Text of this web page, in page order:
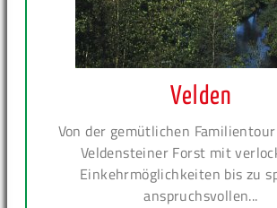
Velden
Von der gemütlichen
Veldensteiner Forst mit
Einkehrmöglichkeiten bis zu
anspruchsvollen...